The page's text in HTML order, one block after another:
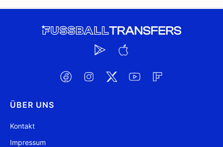
ÜBER UNS
Kontakt
Impressum